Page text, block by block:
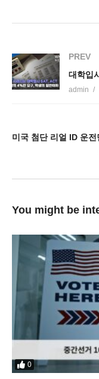
PREV
admin
You might be
0